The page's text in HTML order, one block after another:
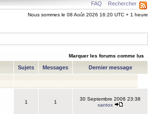
FAQ Rechercher
Nous sommes le 08 Août 2026 16:20 UTC + 1 heure
Marquer les forums comme lus
Sujets Messages Dernier message
1 1
30 Septembre 2006 23:38
xantox